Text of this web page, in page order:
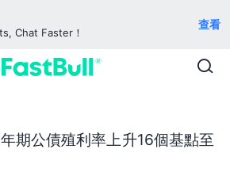
Chat Faster！
查看
期公債殖利率上升16個基點至